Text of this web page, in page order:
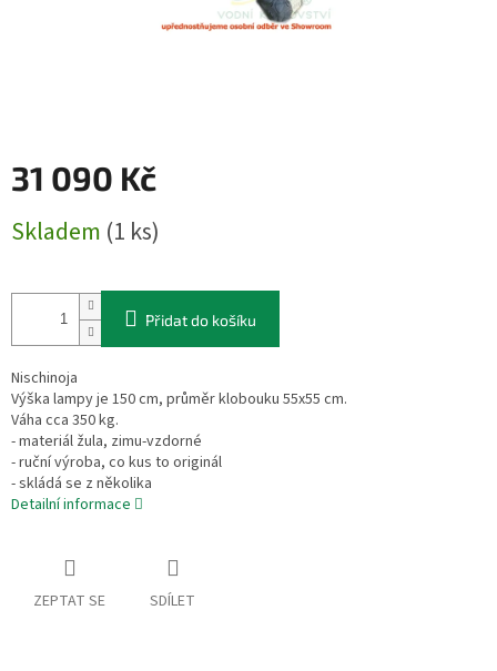
31 090 Kč
cena:
Skladem (1 ks)
Přidat do košíku
Nischinoja
Výška lampy je 150 cm, průměr klobouku 55x55 cm.
Váha cca 350 kg.
- materiál žula, zimu-vzdorné
- ruční výroba, co kus to originál
- skládá se z několika
Detailní informace
ZEPTAT SE SDÍLET